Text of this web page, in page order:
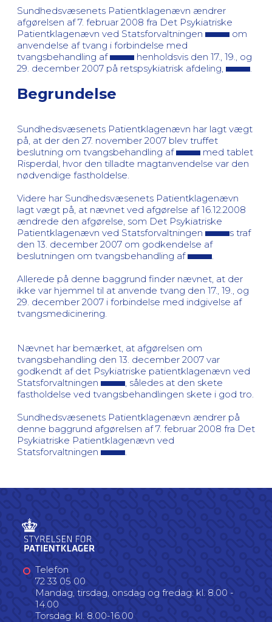
Sundhedsvæsenets Patientklagenævn ændrer
afgørelsen af 7. februar 2008 fra Det Psykiatriske
Patientklagenævn ved Statsforvaltningen
om
anvendelse af tvang i forbindelse med
tvangsbehandling af
henholdsvis den 17., 19., og
29. december 2007 på retspsykiatrisk afdeling,
Begrundelse
Sundhedsvæsenets Patientklagenævn har lagt vægt
på, at der den 27. november 2007 blev truffet
beslutning om tvangsbehandling af
med tablet
Risperdal, hvor den tilladte magtanvendelse var den
nødvendige fastholdelse.
Videre har Sundhedsvæsenets Patientklagenævn
lagt vægt på, at nævnet ved afgørelse af 16.12.2008
ændrede den afgørelse, som Det Psykiatriske
Patientklagenævn ved Statsforvaltningen
s traf
den 13. december 2007 om godkendelse af
beslutningen om tvangsbehandling af
Allerede på denne baggrund finder nævnet, at der
ikke var hjemmel til at anvende tvang den 17., 19., og
29. december 2007 i forbindelse med indgivelse af
tvangsmedicinering.
Nævnet har bemærket, at afgørelsen om
tvangsbehandling den 13. december 2007 var
godkendt af det Psykiatriske patientklagenævn ved
Statsforvaltningen
, således at den skete
fastholdelse ved tvangsbehandlingen skete i god tro.
Sundhedsvæsenets Patientklagenævn ændrer på
denne baggrund afgørelsen af 7. februar 2008 fra Det
Psykiatriske Patientklagenævn ved
Statsforvaltningen
Telefon
72 33 05 00
Mandag, tirsdag, onsdag og fredag: kl. 8.00 -
14.00
Torsdag: kl. 8.00-16.00